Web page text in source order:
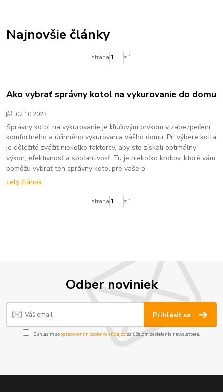
mechanické filtre pre domácnosť
údržba filtra na vodu
chutná pitná voda
zdravie a voda
Najnovšie články
strana z 1
Ako vybrať správny kotol na vykurovanie do domu
02.10.2023
Správny kotol na vykurovanie je kľúčovým prvkom v zabezpečení
komfortného a účinného vykurovania vášho domu. Pri výbere kotla
je dôležité zvážiť niekoľko faktorov, aby ste získali optimálny
výkon, efektívnosť a spoľahlivosť. Tu je niekoľko krokov, ktoré vám
pomôžu vybrať ten správny kotol pre vaše p
celý článok
strana z 1
Odber noviniek
Prihlásiť sa
Súhlasím sospracovaním osobných údajov za účelom zasielania newslettera.